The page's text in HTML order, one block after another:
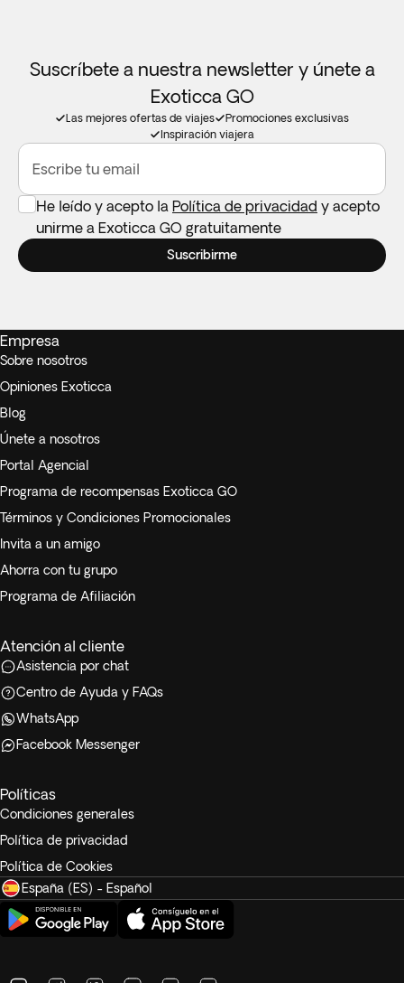
Suscríbete a nuestra newsletter y únete a
Exoticca GO
Las mejores ofertas de viajes
Promociones exclusivas
Inspiración viajera
Escribe tu email
He leído y acepto la Política de privacidad y acepto
unirme a Exoticca GO gratuitamente
Suscribirme
Empresa
Sobre nosotros
Opiniones Exoticca
Blog
Únete a nosotros
Portal Agencial
Programa de recompensas Exoticca GO
Términos y Condiciones Promocionales
Invita a un amigo
Ahorra con tu grupo
Programa de Afiliación
Atención al cliente
Asistencia por chat
Centro de Ayuda y FAQs
WhatsApp
Facebook Messenger
Políticas
Condiciones generales
Política de privacidad
Política de Cookies
España (ES) - Español